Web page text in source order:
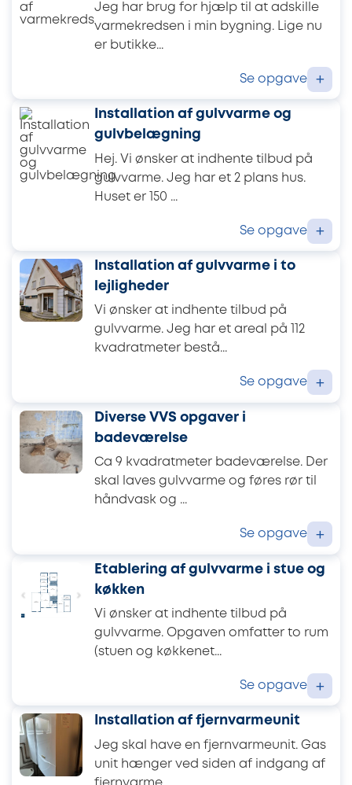
Jeg har brug for hjælp til at adskille
varmekredsen i min bygning. Lige nu
er butikke...
Se opgave +
Installation af gulvvarme og
gulvbelægning
Hej. Vi ønsker at indhente tilbud på
gulvvarme. Jeg har et 2 plans hus.
Huset er 150 ...
Se opgave +
Installation af gulvvarme i to
lejligheder
Vi ønsker at indhente tilbud på
gulvvarme. Jeg har et areal på 112
kvadratmeter bestå...
Se opgave +
Diverse VVS opgaver i
badeværelse
Ca 9 kvadratmeter badeværelse. Der
skal laves gulvvarme og føres rør til
håndvask og ...
Se opgave +
Etablering af gulvvarme i stue og
køkken
Vi ønsker at indhente tilbud på
gulvvarme. Opgaven omfatter to rum
(stuen og køkkenet...
Se opgave +
Installation af fjernvarmeunit
Jeg skal have en fjernvarmeunit. Gas
unit hænger ved siden af indgang af